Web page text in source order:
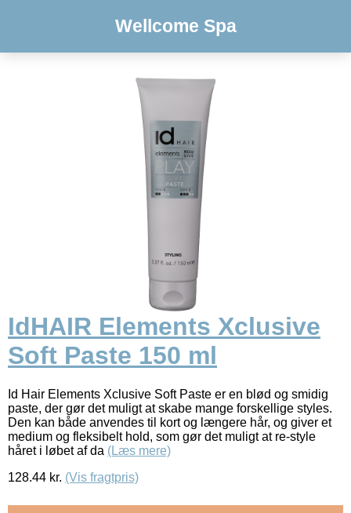
Wellcome Spa
IdHAIR Elements Xclusive
Soft Paste 150 ml
Id Hair Elements Xclusive Soft Paste er en blød og smidig
paste, der gør det muligt at skabe mange forskellige styles.
Den kan både anvendes til kort og længere hår, og giver et
medium og fleksibelt hold, som gør det muligt at re-style
håret i løbet af da (Læs mere)
128.44 kr. (Vis fragtpris)